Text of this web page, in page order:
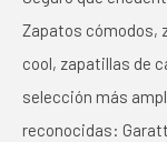
Zapatos cómodos,
cool, zapatillas de
selección más
reconocidas: